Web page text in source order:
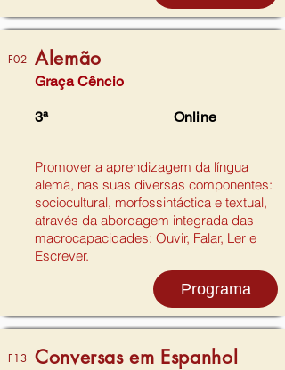
F02 Alemão
Graça Cêncio
3ª Online
Promover a aprendizagem da língua
alemã, nas suas diversas componentes:
sociocultural, morfossintáctica e textual,
através da abordagem integrada das
macrocapacidades: Ouvir, Falar, Ler e
Escrever.
Programa
F13 Conversas em Espanhol